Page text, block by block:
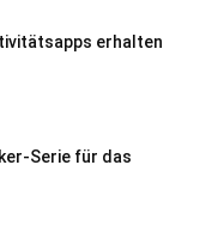
erhalten
Serie für das